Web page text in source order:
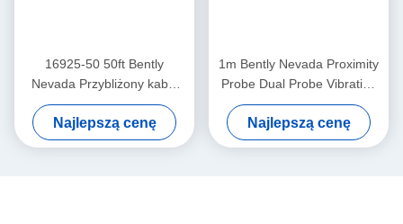
16925-50 50ft Bently
Nevada Przybliżony kabel
bez pancerza
Najlepszą cenę
1m Bently Nevada Proximity
Probe Dual Probe Vibration
Sensor 26530-12-10-00-
000-309-00-03-01
Najlepszą cenę